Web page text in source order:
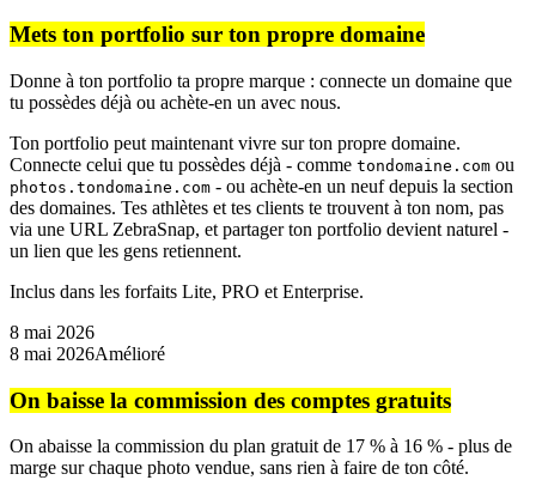
Mets ton portfolio sur ton propre domaine
Donne à ton portfolio ta propre marque : connecte un domaine que
tu possèdes déjà ou achète-en un avec nous.
Ton portfolio peut maintenant vivre sur ton propre domaine.
Connecte celui que tu possèdes déjà - comme tondomaine.com ou
photos.tondomaine.com - ou achète-en un neuf depuis la section
des domaines. Tes athlètes et tes clients te trouvent à ton nom, pas
via une URL ZebraSnap, et partager ton portfolio devient naturel -
un lien que les gens retiennent.
Inclus dans les forfaits Lite, PRO et Enterprise.
8 mai 2026
8 mai 2026Amélioré
On baisse la commission des comptes gratuits
On abaisse la commission du plan gratuit de 17 % à 16 % - plus de
marge sur chaque photo vendue, sans rien à faire de ton côté.